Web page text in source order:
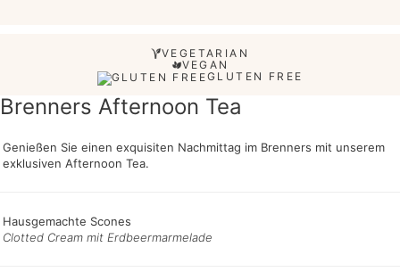
VEGETARIAN
VEGAN
GLUTEN FREE
Brenners Afternoon Tea
Genießen Sie einen exquisiten Nachmittag im Brenners mit unserem
exklusiven Afternoon Tea.
Hausgemachte Scones
Clotted Cream mit Erdbeermarmelade